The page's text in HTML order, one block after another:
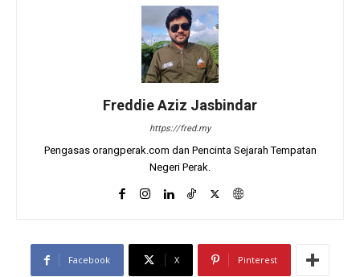
Freddie Aziz Jasbindar
https://fred.my
Pengasas orangperak.com dan Pencinta Sejarah Tempatan
Negeri Perak.
Facebook X Pinterest